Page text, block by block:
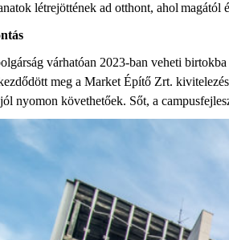
létrejöttének ad otthont, ahol
várhatóan 2023-ban veheti
meg a Market Építő Zrt.
nyomon követhetőek. Sőt, a